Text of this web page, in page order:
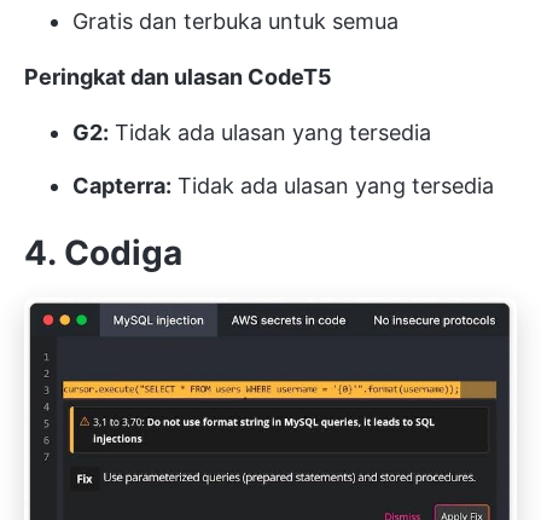
Gratis dan terbuka untuk semua
Peringkat dan ulasan CodeT5
G2: Tidak ada ulasan yang tersedia
Capterra: Tidak ada ulasan yang tersedia
4. Codiga